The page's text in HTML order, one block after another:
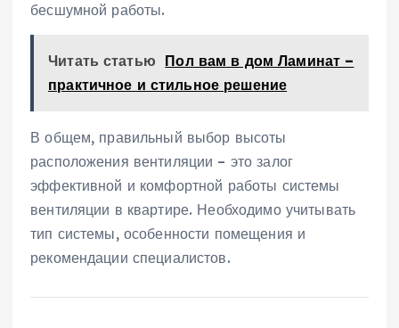
бесшумной работы.
Читать статью Пол вам в дом Ламинат –
практичное и стильное решение
В общем‚ правильный выбор высоты
расположения вентиляции – это залог
эффективной и комфортной работы системы
вентиляции в квартире. Необходимо учитывать
тип системы‚ особенности помещения и
рекомендации специалистов.